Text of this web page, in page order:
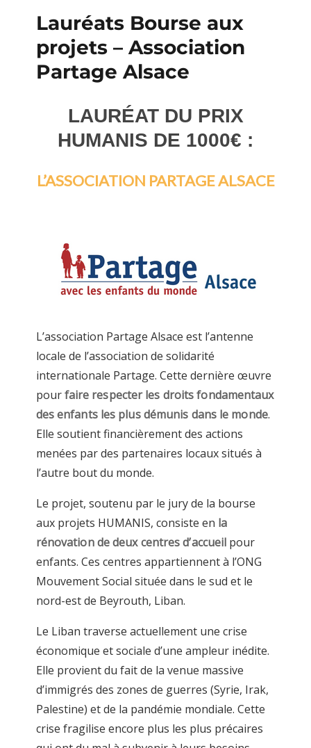
Lauréats Bourse aux
projets – Association
Partage Alsace
LAURÉAT DU PRIX
HUMANIS DE 1000€ :
L’ASSOCIATION PARTAGE ALSACE
L’association Partage Alsace est l’antenne
locale de l’association de solidarité
internationale Partage. Cette dernière œuvre
pourfaire respecter les droits fondamentaux
des enfants les plus démunis dans le monde.
Elle soutient financièrement des actions
menées par des partenaires locaux situés à
l’autre bout du monde.
Le projet, soutenu par le jury de la bourse
aux projets HUMANIS, consiste en la
rénovation de deux centres d’accueil pour
enfants. Ces centres appartiennent à l’ONG
Mouvement Social située dans le sud et le
nord-est de Beyrouth, Liban.
Le Liban traverse actuellement une crise
économique et sociale d’une ampleur inédite.
Elle provient du fait de la venue massive
d’immigrés des zones de guerres (Syrie, Irak,
Palestine) et de la pandémie mondiale. Cette
crise fragilise encore plus les plus précaires